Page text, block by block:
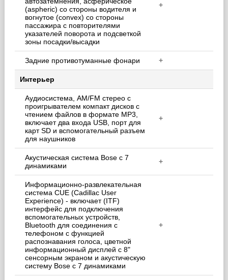
(aspheric) со стороны водителя и
вогнутое (convex) со стороны
пассажира с повторителями
указателей поворота и подсветкой
зоны посадки/высадки
+
Задние противотуманные фонари +
Интерьер
Аудиосистема, AM/FM стерео с
проигрывателем компакт дисков с
чтением файлов в формате MP3,
включает два входа USB, порт для
карт SD и вспомогательный разъем
для наушников
+
Акустическая система Bose с 7
динамиками
+
Информационно-развлекательная
система CUE (Cadillac User
Experience) - включает (ITF)
интерфейс для подключения
вспомогательных устройств,
Bluetooth для соединения с
телефоном с функцией
распознавания голоса, цветной
информационный дисплей с 8"
сенсорным экраном и акустическую
систему Bose с 7 динамиками
+